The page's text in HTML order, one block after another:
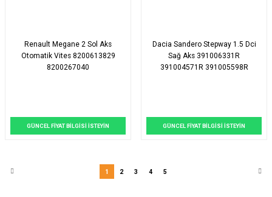
Renault Megane 2 Sol Aks
Otomatik Vites 8200613829
8200267040
GÜNCEL FİYAT BİLGİSİ İSTEYİN
Dacia Sandero Stepway 1.5 Dci
Sağ Aks 391006331R
391004571R 391005598R
GÜNCEL FİYAT BİLGİSİ İSTEYİN
1 2 3 4 5